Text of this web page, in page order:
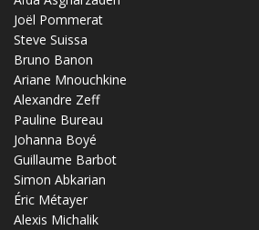
Joël Pommerat
Steve Suissa
Bruno Banon
Ariane Mnouchkine
Alexandre Zeff
Pauline Bureau
Johanna Boyé
Guillaume Barbot
Simon Abkarian
Éric Métayer
Alexis Michalik